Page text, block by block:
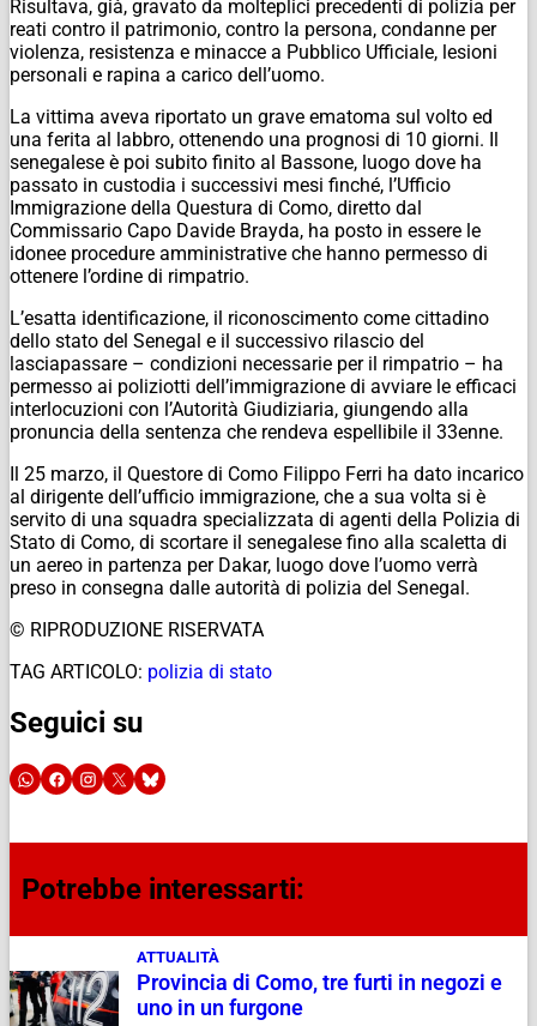
Risultava, già, gravato da molteplici precedenti di polizia per
reati contro il patrimonio, contro la persona, condanne per
violenza, resistenza e minacce a Pubblico Ufficiale, lesioni
personali e rapina a carico dell’uomo.
La vittima aveva riportato un grave ematoma sul volto ed
una ferita al labbro, ottenendo una prognosi di 10 giorni. Il
senegalese è poi subito finito al Bassone, luogo dove ha
passato in custodia i successivi mesi finché, l’Ufficio
Immigrazione della Questura di Como, diretto dal
Commissario Capo Davide Brayda, ha posto in essere le
idonee procedure amministrative che hanno permesso di
ottenere l’ordine di rimpatrio.
L’esatta identificazione, il riconoscimento come cittadino
dello stato del Senegal e il successivo rilascio del
lasciapassare – condizioni necessarie per il rimpatrio – ha
permesso ai poliziotti dell’immigrazione di avviare le efficaci
interlocuzioni con l’Autorità Giudiziaria, giungendo alla
pronuncia della sentenza che rendeva espellibile il 33enne.
Il 25 marzo, il Questore di Como Filippo Ferri ha dato incarico
al dirigente dell’ufficio immigrazione, che a sua volta si è
servito di una squadra specializzata di agenti della Polizia di
Stato di Como, di scortare il senegalese fino alla scaletta di
un aereo in partenza per Dakar, luogo dove l’uomo verrà
preso in consegna dalle autorità di polizia del Senegal.
© RIPRODUZIONE RISERVATA
TAG ARTICOLO: polizia di stato
Seguici su
Potrebbe interessarti:
ATTUALITÀ
Provincia di Como, tre furti in negozi e
uno in un furgone